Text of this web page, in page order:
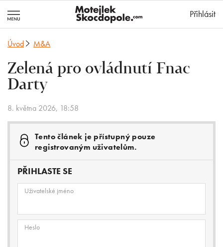
Přihlásit
Úvod M&A
Zelená pro ovládnutí Fnac
Darty
8. května 2026, 18:58
Tento článek je přístupný pouze
registrovaným uživatelům.
PŘIHLASTE SE
Uživatelské jméno
Heslo